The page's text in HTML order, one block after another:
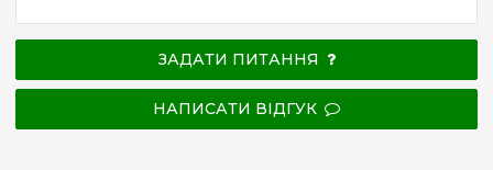
ЗАДАТИ ПИТАННЯ
НАПИСАТИ ВІДГУК